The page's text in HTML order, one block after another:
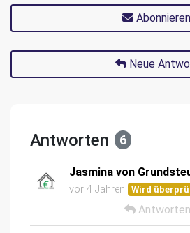
Abonnieren
Neue
Antworten 6
Jasmina von
vor 4 Jahren Wird
Antworten